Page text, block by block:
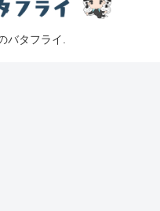
バタフライ.